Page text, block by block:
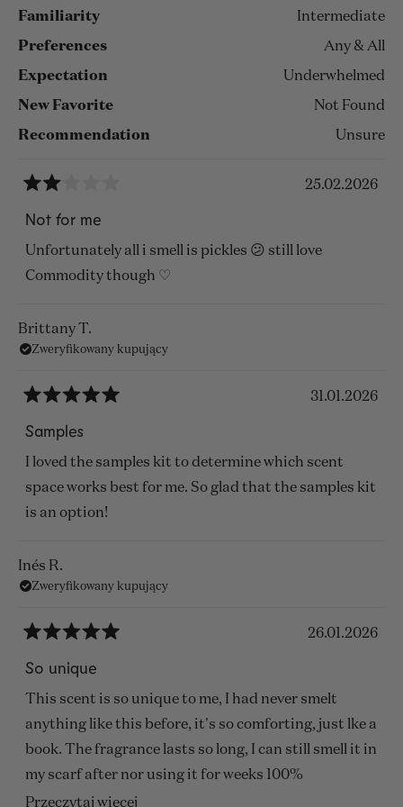
They last well and I love how I smell them in my
clothes days later.
It's great to buy the test kits as it's a personal choice
Familiarity Intermediate
Preferences Any & All
Expectation Underwhelmed
New Favorite Not Found
Recommendation Unsure
na
2
z
5
gwiazdek
25.02.2026
Not for me
Unfortunately all i smell is pickles 😕 still love
Commodity though ♡
Brittany T.
Zweryfikowany kupujący
na
5
z
5
gwiazdek
31.01.2026
Samples
I loved the samples kit to determine which scent
space works best for me. So glad that the samples kit
is an option!
Inés R.
Zweryfikowany kupujący
na
5
z
5
gwiazdek
26.01.2026
So unique
This scent is so unique to me, I had never smelt
anything like this before, it's so comforting, just lke a
book. The fragrance lasts so long, I can still smell it in
my scarf after nor using it for weeks 100%
recommended.
Przeczytaj więcej